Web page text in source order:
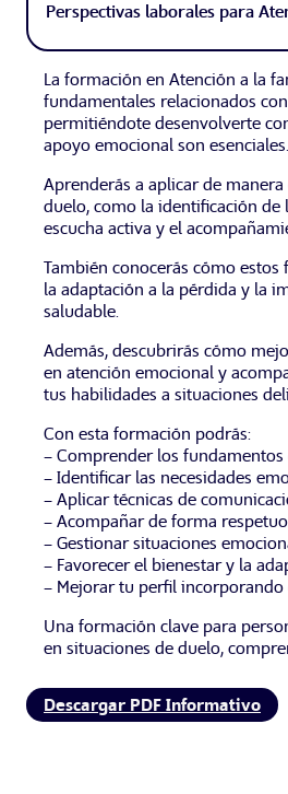
Perspectivas laborales para
La formación en Atención a la
fundamentales relacionados
permitiéndote desenvolverte
apoyo emocional son esenciales.
Aprenderás a aplicar de
duelo, como la identificación de
escucha activa y el
También conocerás cómo
la adaptación a la pérdida y la
saludable.
Además, descubrirás cómo
en atención emocional y
tus habilidades a situaciones
Con esta formación podrás:
– Comprender los fundamentos
– Identificar las necesidades
– Aplicar técnicas de
– Acompañar de forma
– Gestionar situaciones
– Favorecer el bienestar y la
– Mejorar tu perfil
Una formación clave para
en situaciones de duelo,
Descargar PDF Informativo